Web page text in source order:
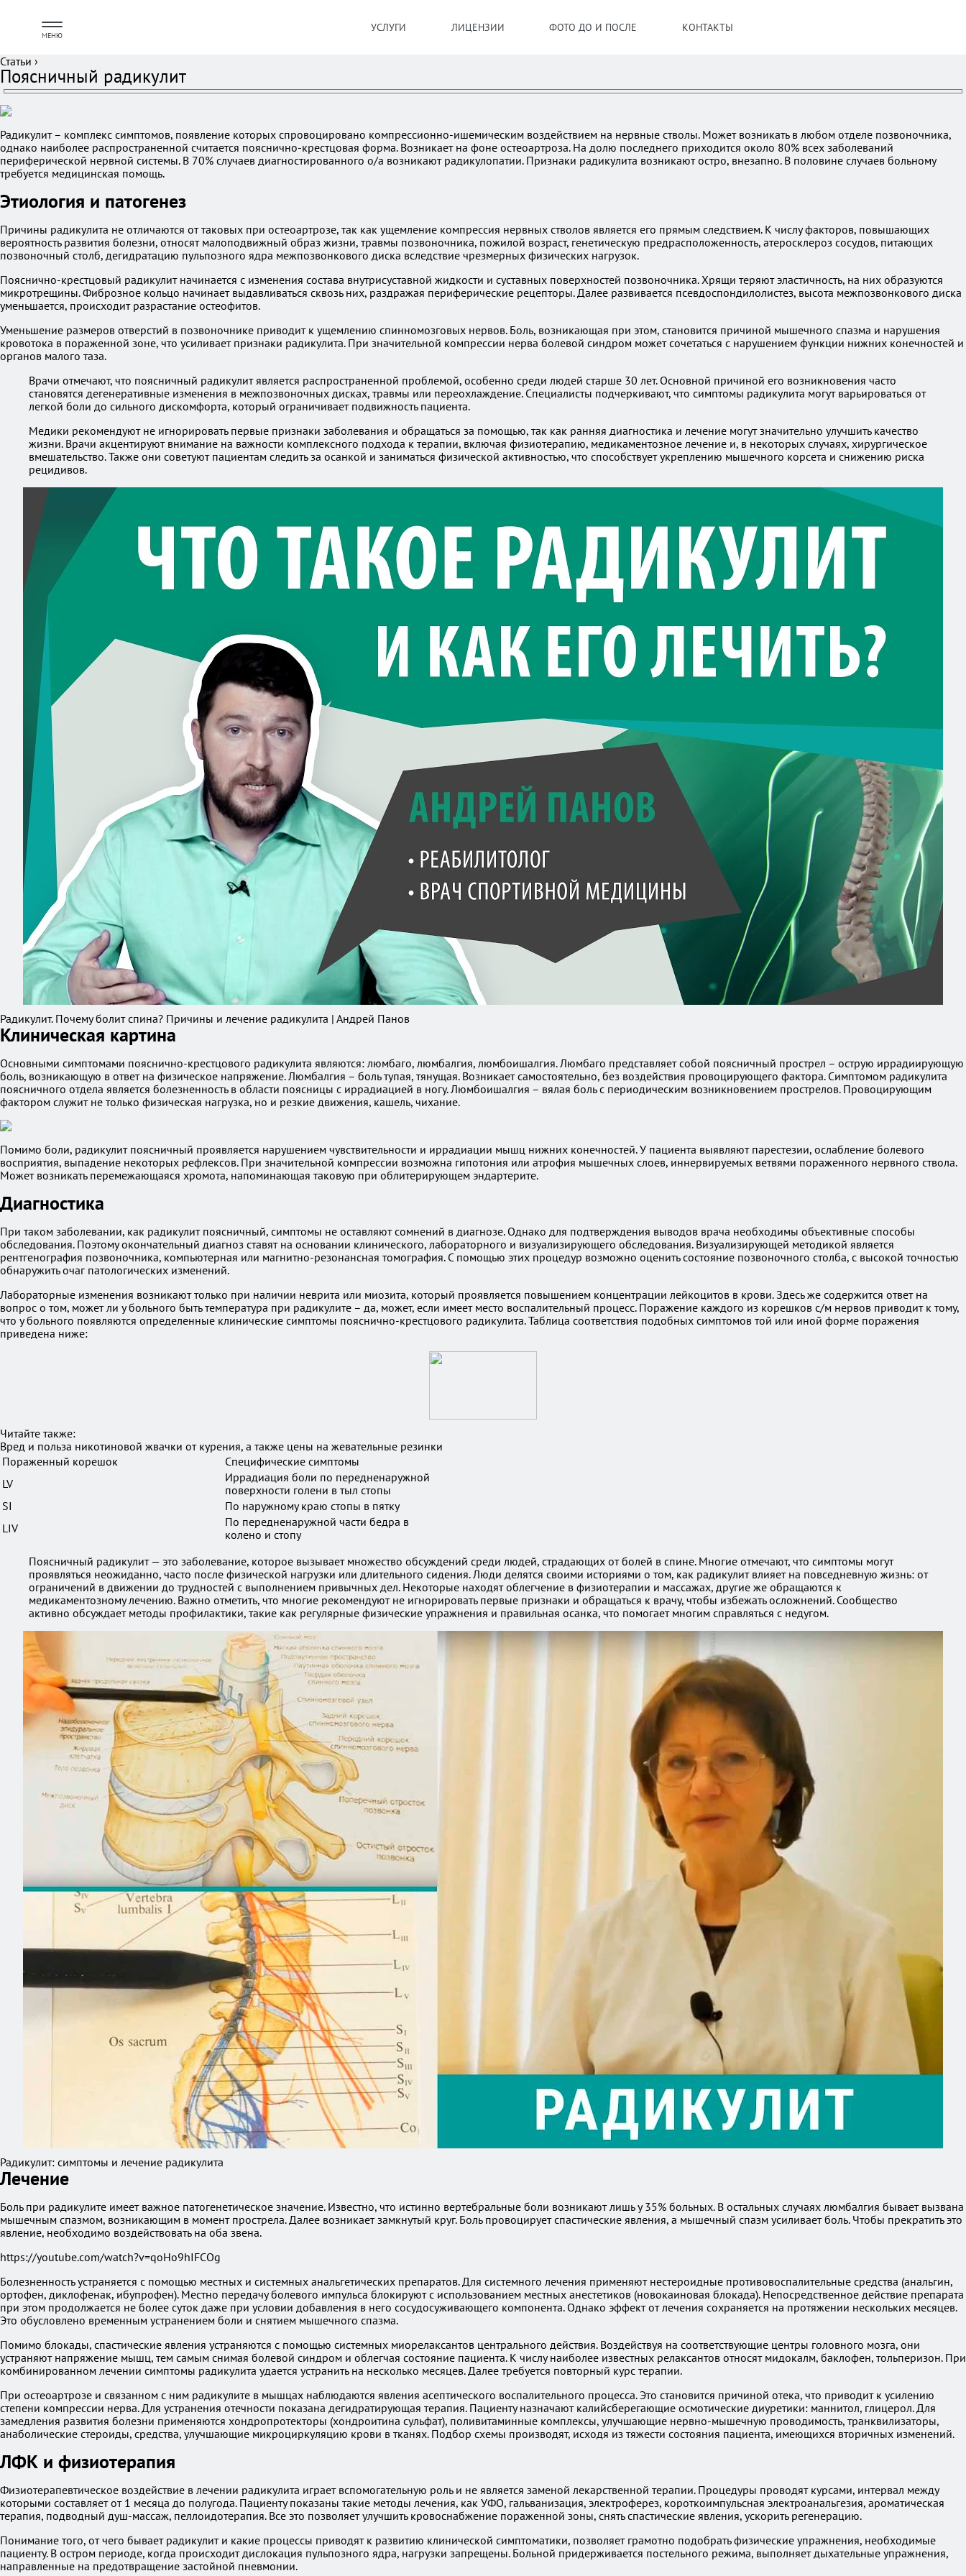
МЕНЮ
УСЛУГИ ЛИЦЕНЗИИ ФОТО ДО И ПОСЛЕ КОНТАКТЫ
Статьи ›
Поясничный радикулит
Радикулит – комплекс симптомов, появление которых спровоцировано компрессионно-ишемическим воздействием на нервные стволы. Может возникать в любом отделе позвоночника,
однако наиболее распространенной считается пояснично-крестцовая форма. Возникает на фоне остеоартроза. На долю последнего приходится около 80% всех заболеваний
периферической нервной системы. В 70% случаев диагностированного о/а возникают радикулопатии. Признаки радикулита возникают остро, внезапно. В половине случаев больному
требуется медицинская помощь.
Этиология и патогенез
Причины радикулита не отличаются от таковых при остеоартрозе, так как ущемление компрессия нервных стволов является его прямым следствием. К числу факторов, повышающих
вероятность развития болезни, относят малоподвижный образ жизни, травмы позвоночника, пожилой возраст, генетическую предрасположенность, атеросклероз сосудов, питающих
позвоночный столб, дегидратацию пульпозного ядра межпозвонкового диска вследствие чрезмерных физических нагрузок.
Пояснично-крестцовый радикулит начинается с изменения состава внутрисуставной жидкости и суставных поверхностей позвоночника. Хрящи теряют эластичность, на них образуются
микротрещины. Фиброзное кольцо начинает выдавливаться сквозь них, раздражая периферические рецепторы. Далее развивается псевдоспондилолистез, высота межпозвонкового диска
уменьшается, происходит разрастание остеофитов.
Уменьшение размеров отверстий в позвоночнике приводит к ущемлению спинномозговых нервов. Боль, возникающая при этом, становится причиной мышечного спазма и нарушения
кровотока в пораженной зоне, что усиливает признаки радикулита. При значительной компрессии нерва болевой синдром может сочетаться с нарушением функции нижних конечностей и
органов малого таза.
Врачи отмечают, что поясничный радикулит является распространенной проблемой, особенно среди людей старше 30 лет. Основной причиной его возникновения часто
становятся дегенеративные изменения в межпозвоночных дисках, травмы или переохлаждение. Специалисты подчеркивают, что симптомы радикулита могут варьироваться от
легкой боли до сильного дискомфорта, который ограничивает подвижность пациента.
Медики рекомендуют не игнорировать первые признаки заболевания и обращаться за помощью, так как ранняя диагностика и лечение могут значительно улучшить качество
жизни. Врачи акцентируют внимание на важности комплексного подхода к терапии, включая физиотерапию, медикаментозное лечение и, в некоторых случаях, хирургическое
вмешательство. Также они советуют пациентам следить за осанкой и заниматься физической активностью, что способствует укреплению мышечного корсета и снижению риска
рецидивов.
Радикулит. Почему болит спина? Причины и лечение радикулита | Андрей Панов
Клиническая картина
Основными симптомами пояснично-крестцового радикулита являются: люмбаго, люмбалгия, люмбоишалгия. Люмбаго представляет собой поясничный прострел – острую иррадиирующую
боль, возникающую в ответ на физическое напряжение. Люмбалгия – боль тупая, тянущая. Возникает самостоятельно, без воздействия провоцирующего фактора. Симптомом радикулита
поясничного отдела является болезненность в области поясницы с иррадиацией в ногу. Люмбоишалгия – вялая боль с периодическим возникновением прострелов. Провоцирующим
фактором служит не только физическая нагрузка, но и резкие движения, кашель, чихание.
Помимо боли, радикулит поясничный проявляется нарушением чувствительности и иррадиации мышц нижних конечностей. У пациента выявляют парестезии, ослабление болевого
восприятия, выпадение некоторых рефлексов. При значительной компрессии возможна гипотония или атрофия мышечных слоев, иннервируемых ветвями пораженного нервного ствола.
Может возникать перемежающаяся хромота, напоминающая таковую при облитерирующем эндартерите.
Диагностика
При таком заболевании, как радикулит поясничный, симптомы не оставляют сомнений в диагнозе. Однако для подтверждения выводов врача необходимы объективные способы
обследования. Поэтому окончательный диагноз ставят на основании клинического, лабораторного и визуализирующего обследования. Визуализирующей методикой является
рентгенография позвоночника, компьютерная или магнитно-резонансная томография. С помощью этих процедур возможно оценить состояние позвоночного столба, с высокой точностью
обнаружить очаг патологических изменений.
Лабораторные изменения возникают только при наличии неврита или миозита, который проявляется повышением концентрации лейкоцитов в крови. Здесь же содержится ответ на
вопрос о том, может ли у больного быть температура при радикулите – да, может, если имеет место воспалительный процесс. Поражение каждого из корешков с/м нервов приводит к тому,
что у больного появляются определенные клинические симптомы пояснично-крестцового радикулита. Таблица соответствия подобных симптомов той или иной форме поражения
приведена ниже:
Читайте также:
Вред и польза никотиновой жвачки от курения, а также цены на жевательные резинки
Пораженный корешок
Специфические симптомы
LV
Иррадиация боли по передненаружной
поверхности голени в тыл стопы
SI
По наружному краю стопы в пятку
LIV
По передненаружной части бедра в
колено и стопу
Поясничный радикулит — это заболевание, которое вызывает множество обсуждений среди людей, страдающих от болей в спине. Многие отмечают, что симптомы могут
проявляться неожиданно, часто после физической нагрузки или длительного сидения. Люди делятся своими историями о том, как радикулит влияет на повседневную жизнь: от
ограничений в движении до трудностей с выполнением привычных дел. Некоторые находят облегчение в физиотерапии и массажах, другие же обращаются к
медикаментозному лечению. Важно отметить, что многие рекомендуют не игнорировать первые признаки и обращаться к врачу, чтобы избежать осложнений. Сообщество
активно обсуждает методы профилактики, такие как регулярные физические упражнения и правильная осанка, что помогает многим справляться с недугом.
Радикулит: симптомы и лечение радикулита
Лечение
Боль при радикулите имеет важное патогенетическое значение. Известно, что истинно вертебральные боли возникают лишь у 35% больных. В остальных случаях люмбалгия бывает вызвана
мышечным спазмом, возникающим в момент прострела. Далее возникает замкнутый круг. Боль провоцирует спастические явления, а мышечный спазм усиливает боль. Чтобы прекратить это
явление, необходимо воздействовать на оба звена.
https://youtube.com/watch?v=qoHo9hIFCOg
Болезненность устраняется с помощью местных и системных анальгетических препаратов. Для системного лечения применяют нестероидные противовоспалительные средства (анальгин,
ортофен, диклофенак, ибупрофен). Местно передачу болевого импульса блокируют с использованием местных анестетиков (новокаиновая блокада). Непосредственное действие препарата
при этом продолжается не более суток даже при условии добавления в него сосудосуживающего компонента. Однако эффект от лечения сохраняется на протяжении нескольких месяцев.
Это обусловлено временным устранением боли и снятием мышечного спазма.
Помимо блокады, спастические явления устраняются с помощью системных миорелаксантов центрального действия. Воздействуя на соответствующие центры головного мозга, они
устраняют напряжение мышц, тем самым снимая болевой синдром и облегчая состояние пациента. К числу наиболее известных релаксантов относят мидокалм, баклофен, тольперизон. При
комбинированном лечении симптомы радикулита удается устранить на несколько месяцев. Далее требуется повторный курс терапии.
При остеоартрозе и связанном с ним радикулите в мышцах наблюдаются явления асептического воспалительного процесса. Это становится причиной отека, что приводит к усилению
степени компрессии нерва. Для устранения отечности показана дегидратирующая терапия. Пациенту назначают калийсберегающие осмотические диуретики: маннитол, глицерол. Для
замедления развития болезни применяются хондропротекторы (хондроитина сульфат), поливитаминные комплексы, улучшающие нервно-мышечную проводимость, транквилизаторы,
анаболические стероиды, средства, улучшающие микроциркуляцию крови в тканях. Подбор схемы производят, исходя из тяжести состояния пациента, имеющихся вторичных изменений.
ЛФК и физиотерапия
Физиотерапевтическое воздействие в лечении радикулита играет вспомогательную роль и не является заменой лекарственной терапии. Процедуры проводят курсами, интервал между
которыми составляет от 1 месяца до полугода. Пациенту показаны такие методы лечения, как УФО, гальванизация, электроферез, короткоимпульсная электроанальгезия, ароматическая
терапия, подводный душ-массаж, пеллоидотерапия. Все это позволяет улучшить кровоснабжение пораженной зоны, снять спастические явления, ускорить регенерацию.
Понимание того, от чего бывает радикулит и какие процессы приводят к развитию клинической симптоматики, позволяет грамотно подобрать физические упражнения, необходимые
пациенту. В остром периоде, когда происходит дислокация пульпозного ядра, нагрузки запрещены. Больной придерживается постельного режима, выполняет дыхательные упражнения,
направленные на предотвращение застойной пневмонии.